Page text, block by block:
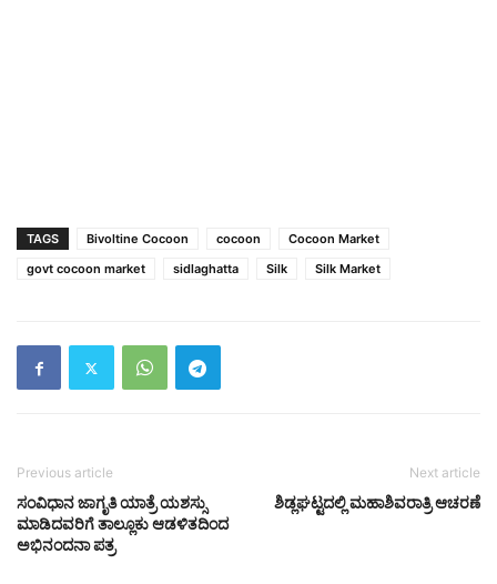
TAGS Bivoltine Cocoon cocoon
Cocoon Market
govt cocoon market
sidlaghatta Silk Silk Market
Previous article
ಸಂವಿಧಾನ ಜಾಗೃತಿ ಯಾತ್ರೆ ಯಶಸ್ಸು
ಮಾಡಿದವರಿಗೆ ತಾಲ್ಲೂಕು ಆಡಳಿತದಿಂದ
ಅಭಿನಂದನಾ ಪತ್ರ
Next article
ಶಿಡ್ಲಘಟ್ಟದಲ್ಲಿ ಮಹಾಶಿವರಾತ್ರಿ ಆಚರಣೆ